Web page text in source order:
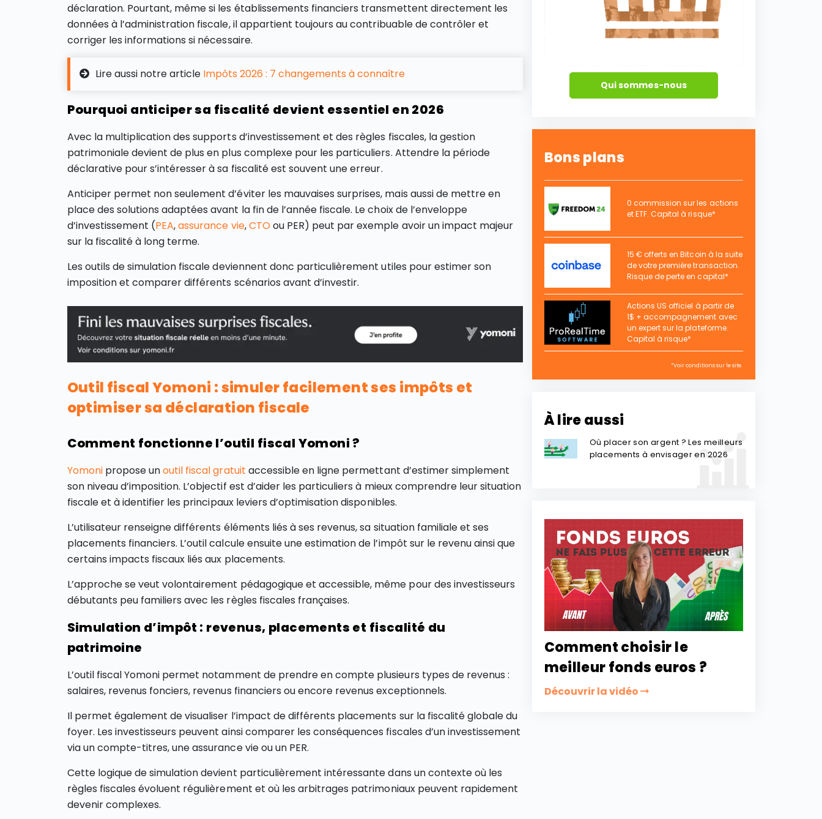
déclaration. Pourtant, même si les établissements financiers transmettent directement les
données à l’administration fiscale, il appartient toujours au contribuable de contrôler et
corriger les informations si nécessaire.
Lire aussi notre article Impôts 2026 : 7 changements à connaître
Pourquoi anticiper sa fiscalité devient essentiel en 2026
Avec la multiplication des supports d’investissement et des règles fiscales, la gestion
patrimoniale devient de plus en plus complexe pour les particuliers. Attendre la période
déclarative pour s’intéresser à sa fiscalité est souvent une erreur.
Anticiper permet non seulement d’éviter les mauvaises surprises, mais aussi de mettre en
place des solutions adaptées avant la fin de l’année fiscale. Le choix de l’enveloppe
d’investissement (PEA,assurance vie,CTOou PER) peut par exemple avoir un impact majeur
sur la fiscalité à long terme.
Les outils de simulation fiscale deviennent donc particulièrement utiles pour estimer son
imposition et comparer différents scénarios avant d’investir.
Outil fiscal Yomoni : simuler facilement ses impôts et
optimiser sa déclaration fiscale
Comment fonctionne l’outil fiscal Yomoni ?
Yomonipropose unoutil fiscal gratuit accessible en ligne permettant d’estimer simplement
son niveau d’imposition. L’objectif est d’aider les particuliers à mieux comprendre leur situation
fiscale et à identifier les principaux leviers d’optimisation disponibles.
L’utilisateur renseigne différents éléments liés à ses revenus, sa situation familiale et ses
placements financiers. L’outil calcule ensuite une estimation de l’impôt sur le revenu ainsi que
certains impacts fiscaux liés aux placements.
L’approche se veut volontairement pédagogique et accessible, même pour des investisseurs
débutants peu familiers avec les règles fiscales françaises.
Simulation d’impôt : revenus, placements et fiscalité du
patrimoine
L’outil fiscal Yomoni permet notamment de prendre en compte plusieurs types de revenus :
salaires, revenus fonciers, revenus financiers ou encore revenus exceptionnels.
Il permet également de visualiser l’impact de différents placements sur la fiscalité globale du
foyer. Les investisseurs peuvent ainsi comparer les conséquences fiscales d’un investissement
via un compte-titres, une assurance vie ou un PER.
Cette logique de simulation devient particulièrement intéressante dans un contexte où les
règles fiscales évoluent régulièrement et où les arbitrages patrimoniaux peuvent rapidement
devenir complexes.
Qui sommes-nous
Bons plans
0 commission sur les actions
et ETF. Capital à risque*
15 € offerts en Bitcoin à la suite
de votre première transaction.
Risque de perte en capital*
Actions US officiel à partir de
1$ + accompagnement avec
un expert sur la plateforme.
Capital à risque*
*Voir conditions sur le site.
À lire aussi
Où placer son argent ? Les meilleurs
placements à envisager en 2026
Comment choisir le
meilleur fonds euros ?
Découvrir la vidéo